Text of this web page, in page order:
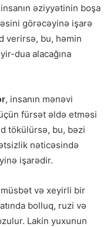
əziyyətinin boşa
görəcəyinə işarə
verirsə, bu, həmin
dua alacağına
, insanın mənəvi
fürsət əldə etməsi
tökülürsə, bu, bəzi
nəticəsində
işarədir.
müsbət və xeyirli bir
bolluq, ruzi və
Lakin yuxunun